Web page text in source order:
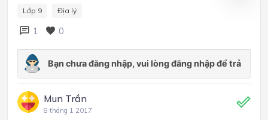
Lớp 9 Địa lý
1 0
Mun Trần
8 tháng 1 2017